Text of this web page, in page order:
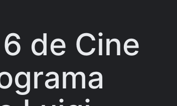
de Cine